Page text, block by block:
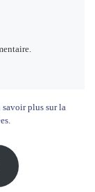
savoir plus sur la
.